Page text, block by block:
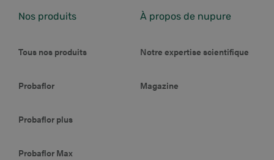
Nos produits
Tous nos produits
Probaflor
Probaflor plus
Probaflor Max
À propos de nupure
Notre expertise scientifique
Magazine